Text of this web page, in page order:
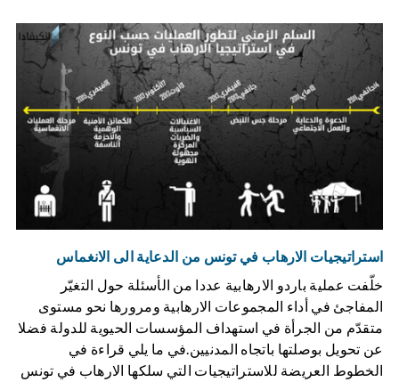
استراتيجيات الارهاب في تونس من الدعاية الى الانغماس
خلّفت عملية باردو الارهابية عددا من الأسئلة حول التغيّر
المفاجئ في أداء المجموعات الارهابية ومرورها نحو مستوى
متقدّم من الجرأة في استهداف المؤسسات الحيوية للدولة فضلا
عن تحويل بوصلتها باتجاه المدنيين.في ما يلي قراءة في
الخطوط العريضة للاستراتيجيات التي سلكها الارهاب في تونس